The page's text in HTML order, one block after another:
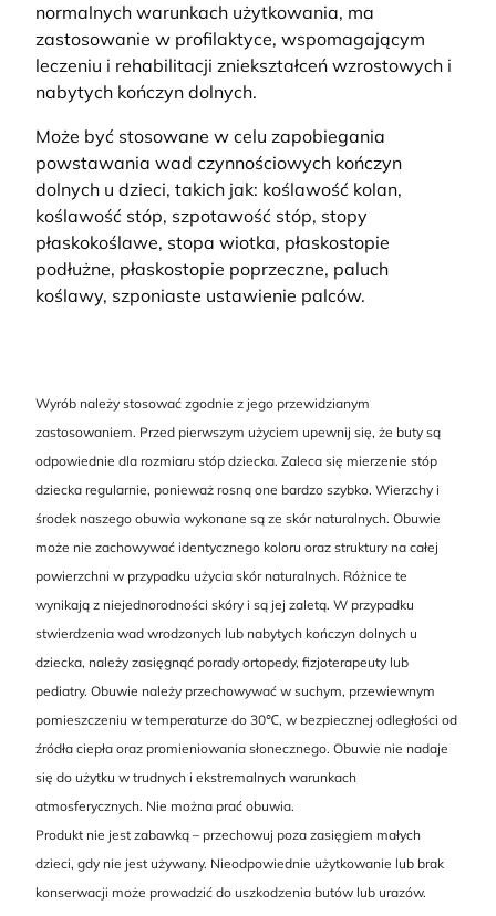
normalnych warunkach użytkowania, ma
zastosowanie w profilaktyce, wspomagającym
leczeniu i rehabilitacji zniekształceń wzrostowych i
nabytych kończyn dolnych.
Może być stosowane w celu zapobiegania
powstawania wad czynnościowych kończyn
dolnych u dzieci, takich jak: koślawość kolan,
koślawość stóp, szpotawość stóp, stopy
płaskokoślawe, stopa wiotka, płaskostopie
podłużne, płaskostopie poprzeczne, paluch
koślawy, szponiaste ustawienie palców.
Wyrób należy stosować zgodnie z jego przewidzianym
zastosowaniem. Przed pierwszym użyciem upewnij się, że buty są
odpowiednie dla rozmiaru stóp dziecka. Zaleca się mierzenie stóp
dziecka regularnie, ponieważ rosną one bardzo szybko. Wierzchy i
środek naszego obuwia wykonane są ze skór naturalnych. Obuwie
może nie zachowywać identycznego koloru oraz struktury na całej
powierzchni w przypadku użycia skór naturalnych. Różnice te
wynikają z niejednorodności skóry i są jej zaletą. W przypadku
stwierdzenia wad wrodzonych lub nabytych kończyn dolnych u
dziecka, należy zasięgnąć porady ortopedy, fizjoterapeuty lub
pediatry. Obuwie należy przechowywać w suchym, przewiewnym
pomieszczeniu w temperaturze do 30℃, w bezpiecznej odległości od
źródła ciepła oraz promieniowania słonecznego. Obuwie nie nadaje
się do użytku w trudnych i ekstremalnych warunkach
atmosferycznych. Nie można prać obuwia.
Produkt nie jest zabawką – przechowuj poza zasięgiem małych
dzieci, gdy nie jest używany. Nieodpowiednie użytkowanie lub brak
konserwacji może prowadzić do uszkodzenia butów lub urazów.